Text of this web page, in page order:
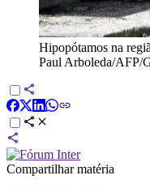
Hipopótamos na
Paul Arboleda/AFP/
Compartilhar matéria